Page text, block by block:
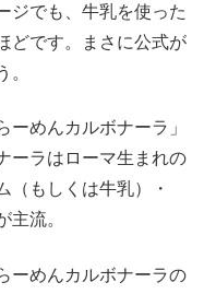
ジでも、牛乳を使った
どです。まさに公式が
。
めんカルボナーラ」
ーラはローマ生まれの
（もしくは牛乳）・
主流。
ーめんカルボナーラの